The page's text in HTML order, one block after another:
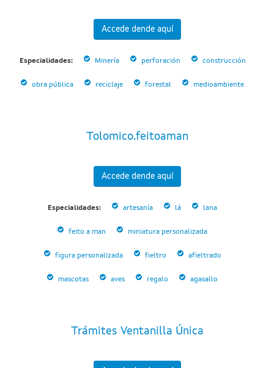
Accede dende aquí
Especialidades: Minería perforación construcción
obra pública reciclaje forestal medioambiente
Tolomico.feitoaman
Accede dende aquí
Especialidades: artesanía lá lana
feito a man miniatura personalizada
figura personalizada fieltro afieltrado
mascotas aves regalo agasallo
Trámites Ventanilla Única